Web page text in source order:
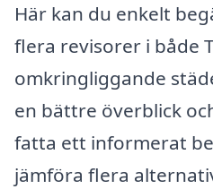
Här kan du enkelt
flera revisorer i både
omkringliggande
en bättre överblick
fatta ett informerat
jämföra flera